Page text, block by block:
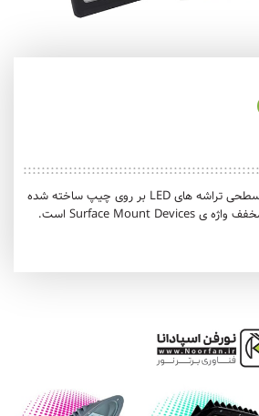
پروژکتور SMD از نصب سطحی تراشه های LED بر روی چیپ ساخته شده